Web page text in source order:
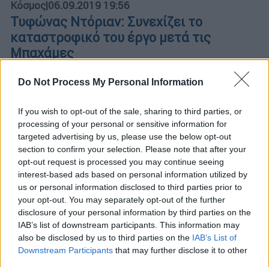
Do Not Process My Personal Information
If you wish to opt-out of the sale, sharing to third parties, or
processing of your personal or sensitive information for
targeted advertising by us, please use the below opt-out
section to confirm your selection. Please note that after your
opt-out request is processed you may continue seeing
interest-based ads based on personal information utilized by
us or personal information disclosed to third parties prior to
your opt-out. You may separately opt-out of the further
disclosure of your personal information by third parties on the
IAB’s list of downstream participants. This information may
also be disclosed by us to third parties on the IAB’s List of
Downstream Participants that may further disclose it to other
Κόσμος|06.09.2019 19:56
Τυφώνας Ντόριαν: Συνεχίζει το
καταστροφικό του έργο μετά τις
Μπαχάμες
Σύμφωνα με το NHC, ο τυφώνας μπορεί να
προκαλέσει θαλάσσια κύματα ύψους έως και